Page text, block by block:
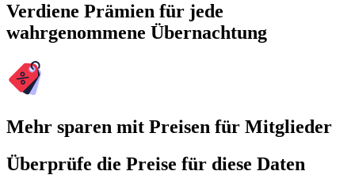
Verdiene Prämien für jede
wahrgenommene Übernachtung
Mehr sparen mit Preisen für Mitglieder
Überprüfe die Preise für diese Daten